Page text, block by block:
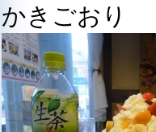
かきごおり